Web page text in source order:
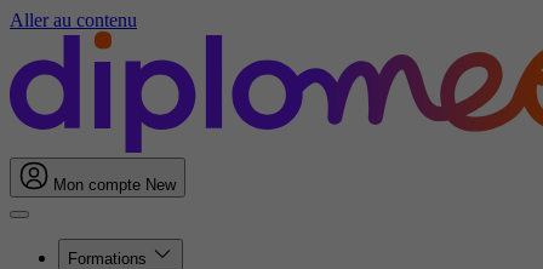
Aller au contenu
Mon compte New
Formations